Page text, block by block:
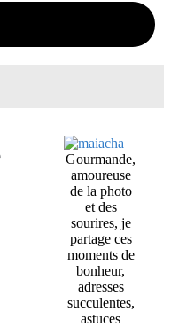
Gourmande,
amoureuse
de la photo
et des
sourires, je
partage ces
moments de
bonheur,
adresses
succulentes,
astuces